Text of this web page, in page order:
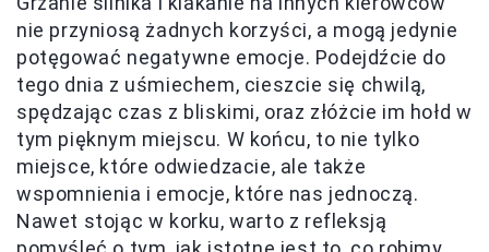
nie przyniosą żadnych korzyści, a mogą jedynie
potęgować negatywne emocje. Podejdźcie do
tego dnia z uśmiechem, cieszcie się chwilą,
spędzając czas z bliskimi, oraz złóżcie im hołd w
tym pięknym miejscu. W końcu, to nie tylko
miejsce, które odwiedzacie, ale także
wspomnienia i emocje, które nas jednoczą.
Nawet stojąc w korku, warto z refleksją